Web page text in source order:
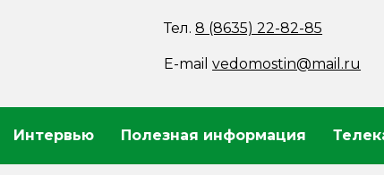
Тел.8 (8635) 22-82-85
E-mailvedomostin@mail.ru
Интервью Полезная информация